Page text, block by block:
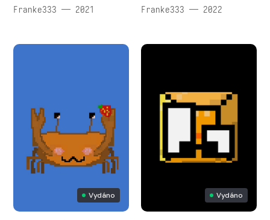
Franke333 — 2021 Franke333 — 2022
Vydáno Vydáno